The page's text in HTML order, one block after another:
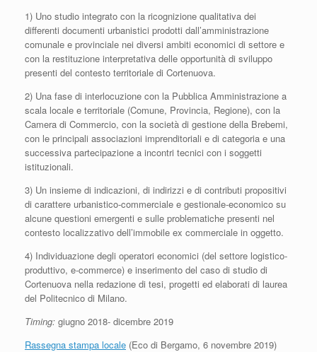
1) Uno studio integrato con la ricognizione qualitativa dei
differenti documenti urbanistici prodotti dall’amministrazione
comunale e provinciale nei diversi ambiti economici di settore e
con la restituzione interpretativa delle opportunità di sviluppo
presenti del contesto territoriale di Cortenuova.
2) Una fase di interlocuzione con la Pubblica Amministrazione a
scala locale e territoriale (Comune, Provincia, Regione), con la
Camera di Commercio, con la società di gestione della Brebemi,
con le principali associazioni imprenditoriali e di categoria e una
successiva partecipazione a incontri tecnici con i soggetti
istituzionali.
3) Un insieme di indicazioni, di indirizzi e di contributi propositivi
di carattere urbanistico-commerciale e gestionale-economico su
alcune questioni emergenti e sulle problematiche presenti nel
contesto localizzativo dell’immobile ex commerciale in oggetto.
4) Individuazione degli operatori economici (del settore logistico-
produttivo, e-commerce) e inserimento del caso di studio di
Cortenuova nella redazione di tesi, progetti ed elaborati di laurea
del Politecnico di Milano.
Timing: giugno 2018- dicembre 2019
Rassegna stampa locale (Eco di Bergamo, 6 novembre 2019)